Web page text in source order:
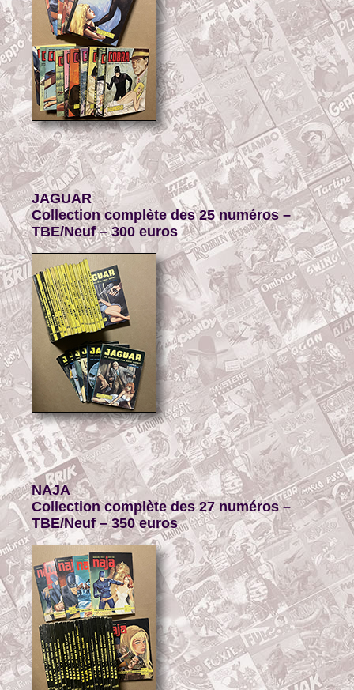
JAGUAR
Collection complète des 25 numéros –
TBE/Neuf – 300 euros
NAJA
Collection complète des 27 numéros –
TBE/Neuf – 350 euros